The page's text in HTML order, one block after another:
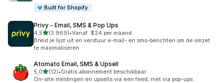
Built for Shopify
Privy ‑ Email, SMS & Pop Ups
4,5van 5 sterren
(3.969)
3969 recensies in totaal
•Vanaf $24 per maand
Breid je lijst uit en verstuur e-mail- en sms-berichten om de omzet
te maximaliseren
Atomato Email, SMS & Upsell
5,0van 5 sterren
(12)
12 recensies in totaal
•Gratis abonnement beschikbaar
On-site meldingen en upsells via een feed, niet via pop-ups